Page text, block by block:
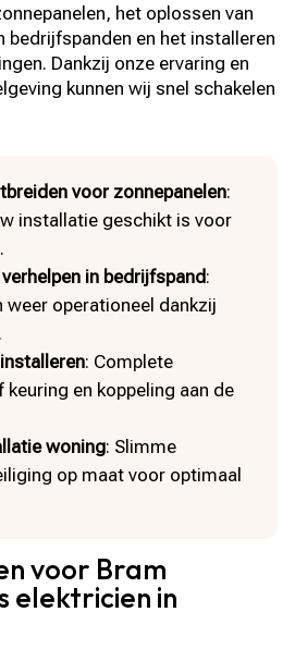
het oplossen van
bedrijfspanden en het installeren
Dankzij onze ervaring en
kunnen wij snel schakelen
voor zonnepanelen:
installatie geschikt is voor
in bedrijfspand:
weer operationeel dankzij
: Complete
en koppeling aan de
woning: Slimme
op maat voor optimaal
voor Bram
elektricien in